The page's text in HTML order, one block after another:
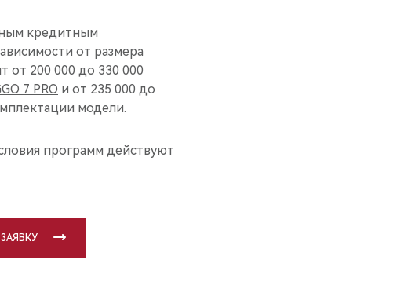
кредитным
от размера
от 200 000 до 330 000
7 PRO и от 235 000 до
модели.
программ действуют